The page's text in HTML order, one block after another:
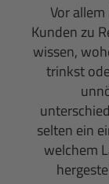
Vor
Kunden zu
wissen,
trinkst
selten ein
welchem